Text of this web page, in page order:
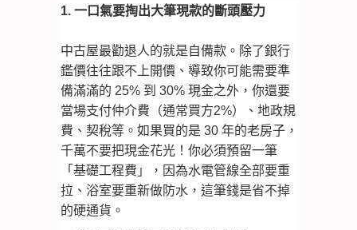
1. 一口氣要掏出大筆現款的斷頭壓力
中古屋最勸退人的就是自備款。除了銀行
鑑價往往跟不上開價、導致你可能需要準
備滿滿的 25% 到 30% 現金之外，你還要
當場支付仲介費（通常買方2%）、地政規
費、契稅等。如果買的是 30 年的老房子，
千萬不要把現金花光！ 你必須預留一筆
「基礎工程費」，因為水電管線全部要重
拉、浴室要重新做防水，這筆錢是省不掉
的硬通貨。